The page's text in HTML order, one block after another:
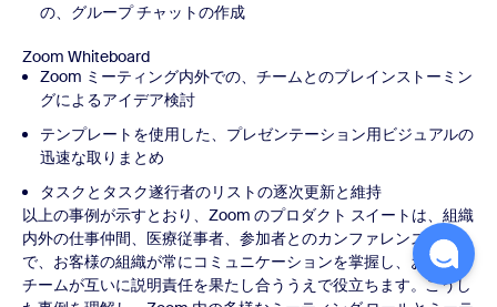
の、グループ チャットの作成
Zoom Whiteboard
Zoom ミーティング内外での、チームとのブレインストーミン
グによるアイデア検討
テンプレートを使用した、プレゼンテーション用ビジュアルの
迅速な取りまとめ
タスクとタスク遂行者のリストの逐次更新と維持
以上の事例が示すとおり、Zoom のプロダクト スイートは、組織
内外の仕事仲間、医療従事者、参加者とのカンファレンス全般
で、お客様の組織が常にコミュニケーションを掌握し、お客様の
チームが互いに説明責任を果たし合ううえで役立ちます。こうし